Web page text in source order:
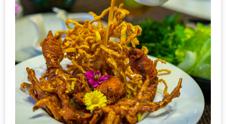
RAMA
3)
อาหาร
โดน
ใจ
ภาพ
ใส
ปิ๊